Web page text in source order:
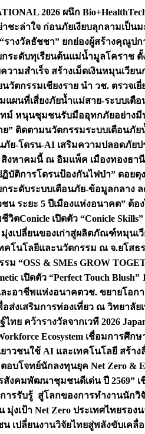
2026 ผนึก
ชะล่าใจ ก่อนภัยเงียบลุกลามเป็นม
รางวัลธัชชา” ยกย่องผู้สร้างคุณู
กระดับทุเรียนต้นแม่น้ำมูลโคราช
วามสำเร็จ สร้างเม็ดเงินหมุนเวี
นวัตกรรมเชียงราย นำ วช. ตรวจ
แผนที่เสี่ยงภัยน้ำแม่สาย-ระบบเ
ทม์ หนุนชุมชนรับมืออุทกภัยอย่าง
ย” ติดตามนวัตกรรมระบบเตือน
ย-โดรน-AI เสริมความปลอดภัย
งหาคมนี้ ณ อิมแพ็ค เมืองทองธานี
บัติการโดรนป้องกันไฟป่า” ดอยตุ
ระดับระบบเตือนภัย-ข้อมูลกลาง
น ระยะ 5 ปีเมืองแห่งอนาคต” ต้
ชีวิตConicle เปิดตัว “Conicle
มุ่งเปลี่ยนของเก่าสู่ผลิตภัณฑ์หมุนเ
คโนโลยีและนวัตกรรม ณ จ.ยโสธร
ม “OSS & SMEs GROW
เปิดตัว “Perfect Touch
ละอาชีพแห่งอนาคตวช. ขยายโอก
อส่งเสริมการท่องเที่ยว ณ วิทยาลั
ทย คว้ารางวัลจากเวที 2026
Ecosystem เชื่อมการศึก
าวชนใช้ AI และเทคโนโลยี สร้า
อบโจทย์นักลงทุนยุค Net Zero &
สังคมพัฒนาชุมชนดีเด่น ปี
ารรับรู้ สู่โลกของการทำงานนักวิ
งเป้า Net Zero ประเทศไทยรองน
น เปลี่ยนงานวิจัยไทยสู่พลังขับเคลื่